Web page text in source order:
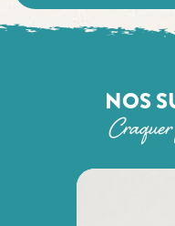
NOS